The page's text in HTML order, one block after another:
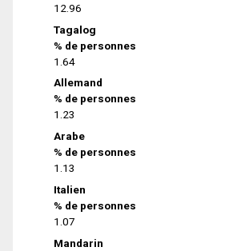
12.96
Tagalog
% de personnes
1.64
Allemand
% de personnes
1.23
Arabe
% de personnes
1.13
Italien
% de personnes
1.07
Mandarin